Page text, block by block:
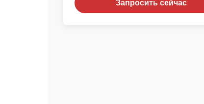
Запросить сейчас